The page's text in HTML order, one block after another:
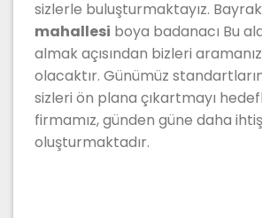
sizlerle buluşturmaktayız.
mahallesi boya badanacı Bu
almak açısından bizleri
olacaktır. Günümüz
sizleri ön plana çıkartmayı
firmamız, günden güne daha
oluşturmaktadır.